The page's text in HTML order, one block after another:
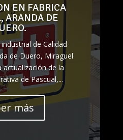
EN FABRICA
ARANDA DE
de Calidad
de Duero, Miraguel
actualización de la
de Pascual,...
más